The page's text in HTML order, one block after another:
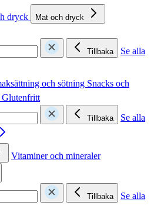
dryck Mat och dryck
Tillbaka
Se alla
och sötning Snacks och
Glutenfritt
Tillbaka
Se alla
Vitaminer och mineraler
Tillbaka
Se alla